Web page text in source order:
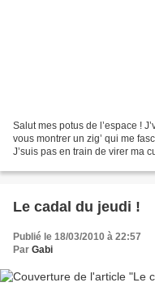
Salut mes potus de l’espace !
vous montrer un zig’ qui me
J’suis pas en train de virer ma
Le cadal du jeudi !
Publié le 18/03/2010 à 22:57
Par Gabi